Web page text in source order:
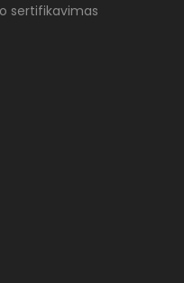
sertifikavimas